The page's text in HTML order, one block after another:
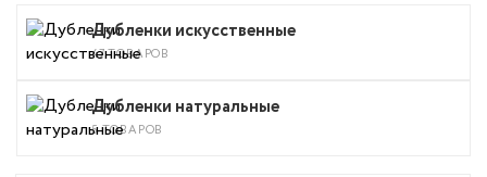
Дубленки искусственные
47 ТОВАРОВ
Дубленки натуральные
5 ТОВАРОВ